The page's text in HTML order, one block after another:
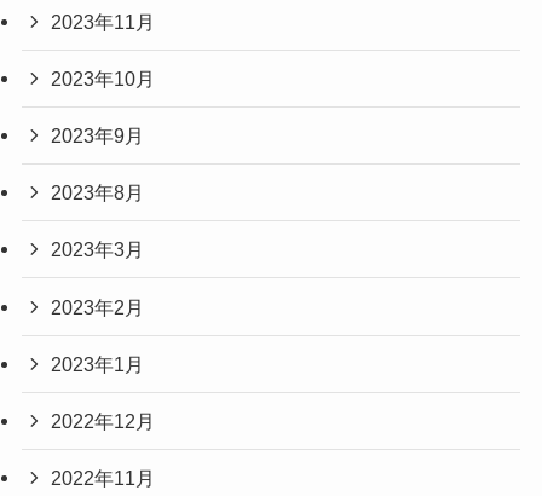
2023年11月
2023年10月
2023年9月
2023年8月
2023年3月
2023年2月
2023年1月
2022年12月
2022年11月